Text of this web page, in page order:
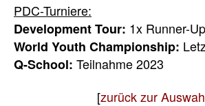
PDC-Turniere:
Development Tour: 1x Runner-
World Youth Championship:
Q-School: Teilnahme 2023
[zurück zur